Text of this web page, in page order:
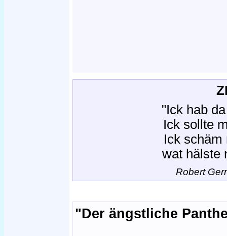
"Ick hab
Ick sollte
Ick schäm
wat hälste
Robert
"Der ängstliche